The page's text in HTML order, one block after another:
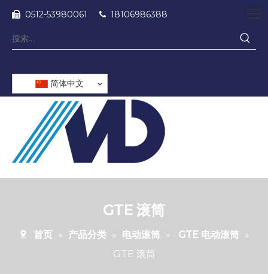
 0512-53980061  18106986388
简体中文
GTE 滚筒
首页 » 产品分类 » 电动滚筒 » GTE 电动滚筒 »
GTE 滚筒